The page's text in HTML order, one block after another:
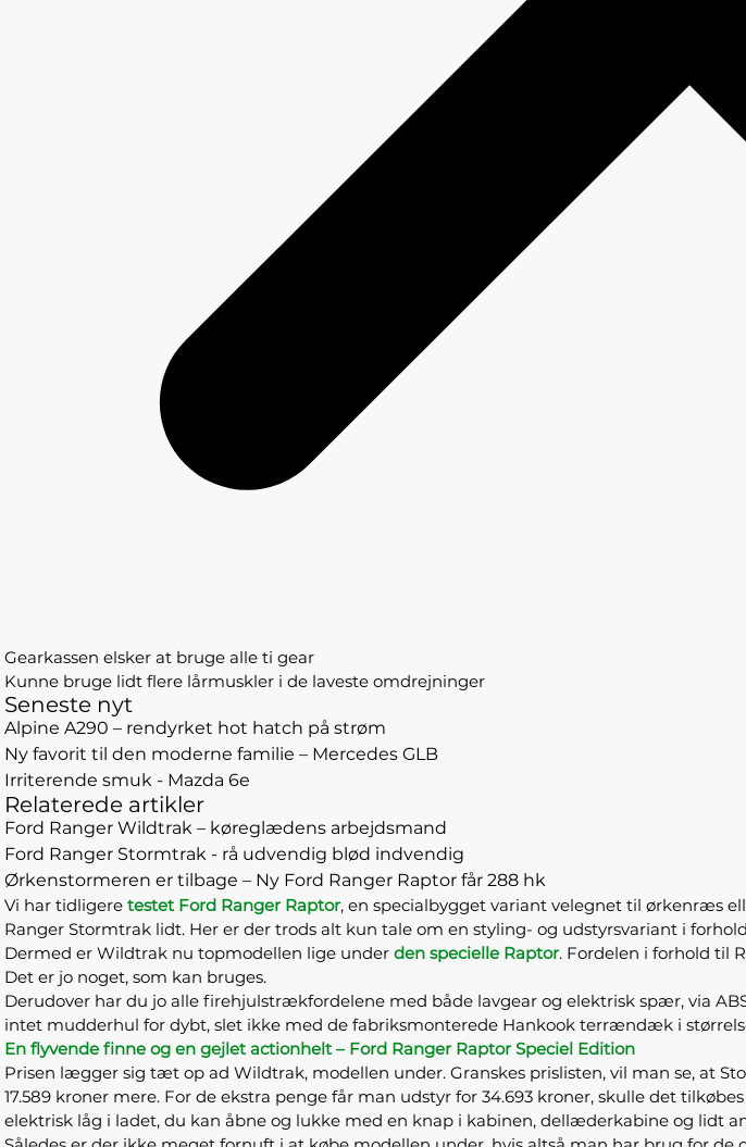
Gearkassen elsker at bruge alle ti gear
Kunne bruge lidt flere lårmuskler i de laveste omdrejninger
Seneste nyt
Alpine A290 – rendyrket hot hatch på strøm
Ny favorit til den moderne familie – Mercedes GLB
Irriterende smuk - Mazda 6e
Relaterede artikler
Ford Ranger Wildtrak – køreglædens arbejdsmand
Ford Ranger Stormtrak - rå udvendig blød indvendig
Ørkenstormeren er tilbage – Ny Ford Ranger Raptor får 288 hk
Vi har tidligere testet Ford Ranger Raptor, en specialbygget variant velegnet til ørkenræs
Ranger Stormtrak lidt. Her er der trods alt kun tale om en styling- og udstyrsvariant i
Dermed er Wildtrak nu topmodellen lige under den specielle Raptor. Fordelen i forhold til
Det er jo noget, som kan bruges.
Derudover har du jo alle firehjulstrækfordelene med både lavgear og elektrisk spær, via
intet mudderhul for dybt, slet ikke med de fabriksmonterede Hankook terrændæk i
En flyvende finne og en gejlet actionhelt – Ford Ranger Raptor Speciel Edition
Prisen lægger sig tæt op ad Wildtrak, modellen under. Granskes prislisten, vil man se, at
17.589 kroner mere. For de ekstra penge får man udstyr for 34.693 kroner, skulle det
elektrisk låg i ladet, du kan åbne og lukke med en knap i kabinen, dellæderkabine og lidt